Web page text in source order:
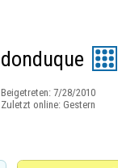
donduque
Beigetreten: 7/28/2010
Zuletzt online: Gestern